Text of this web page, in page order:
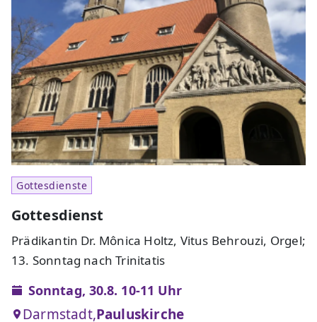
Gottesdienste
Gottesdienst
Prädikantin Dr. Mônica Holtz, Vitus Behrouzi, Orgel;
13. Sonntag nach Trinitatis
Sonntag, 30.8. 10-11 Uhr
Darmstadt,Pauluskirche